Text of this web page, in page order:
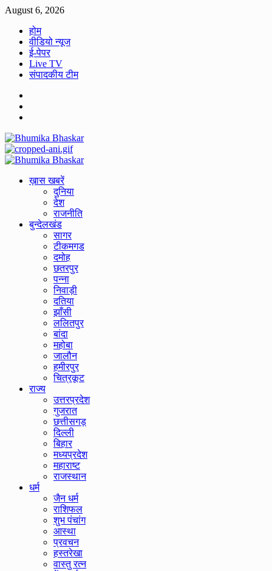
Skip
content
August 6, 2026
होम
वीडियो न्यूज
ई-पेपर
Live TV
संपादकीय टीम
Primary
ख़ास खबरें
दुनिया
देश
राजनीति
बुन्देलखंड
सागर
टीकमगड
दमोह
छतरपुर
पन्ना
निवाड़ी
दतिया
झाँसी
ललितपुर
बांदा
महोबा
जालौन
हमीरपुर
चित्रकूट
राज्य
उत्तरप्रदेश
गुजरात
छत्तीसगड़
दिल्ली
बिहार
मध्यप्रदेश
महाराष्ट
राजस्थान
धर्म
जैन धर्म
राशिफल
शुभ पंचांग
आस्था
प्रवचन
हस्तरेखा
वास्तु रत्न